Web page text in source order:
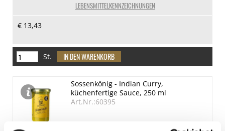
LEBENSMITTELKENNZEICHNUNGEN
€ 13,43
St.
Sossenkönig - Indian Curry,
küchenfertige Sauce, 250 ml
Art.Nr.:60395